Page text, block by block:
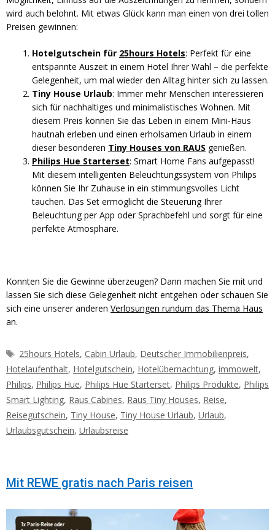
wird auch belohnt. Mit etwas Glück kann man einen von drei tollen
Preisen gewinnen:
Hotelgutschein für 25hours Hotels: Perfekt für eine
entspannte Auszeit in einem Hotel Ihrer Wahl – die perfekte
Gelegenheit, um mal wieder den Alltag hinter sich zu lassen.
Tiny House Urlaub: Immer mehr Menschen interessieren
sich für nachhaltiges und minimalistisches Wohnen. Mit
diesem Preis können Sie das Leben in einem Mini-Haus
hautnah erleben und einen erholsamen Urlaub in einem
dieser besonderen Tiny Houses von RAUS genießen.
Philips Hue Starterset: Smart Home Fans aufgepasst!
Mit diesem intelligenten Beleuchtungssystem von Philips
können Sie Ihr Zuhause in ein stimmungsvolles Licht
tauchen. Das Set ermöglicht die Steuerung Ihrer
Beleuchtung per App oder Sprachbefehl und sorgt für eine
perfekte Atmosphäre.
Konnten Sie die Gewinne überzeugen? Dann machen Sie mit und
lassen Sie sich diese Gelegenheit nicht entgehen oder schauen Sie
sich eine unserer anderen Verlosungen rundum das Thema Haus
an.
Schlagwörter
25hours Hotels, Cabin Urlaub, Deutscher Immobilienpreis,
Hotelaufenthalt, Hotelgutschein, Hotelübernachtung, immowelt,
Philips, Philips Hue, Philips Hue Starterset, Philips Produkte, Philips
Smart Lighting, Raus Cabines, Raus Tiny Houses, Reise,
Reisegutschein, Tiny House, Tiny House Urlaub, Urlaub,
Urlaubsgutschein, Urlaubsreise
Mit REWE gratis nach Paris reisen